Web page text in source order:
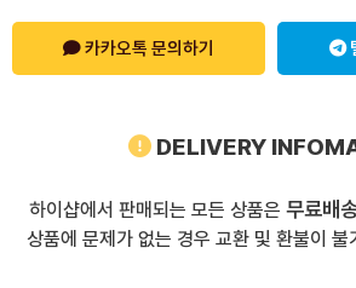
카카오톡 문의하기
DELIVERY
하이샵에서 판매되는 모든 상품은 무료배
상품에 문제가 없는 경우 교환 및 환불이 불